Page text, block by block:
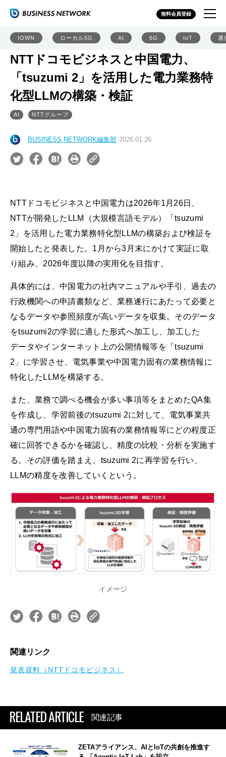
無料会員登録
IOWN ローカル5G AI 6G IoT 通
NTTドコモビジネスと中国電力、
「tsuzumi 2」を活用した電力業務特
化型LLMの構築・検証
AI NTTグループ
BUSINESS NETWORK編集部 2026.01.26
NTTドコモビジネスと中国電力は2026年1月26日、
NTTが開発したLLM（大規模言語モデル）「tsuzumi
2」を活用した電力業務特化型LLMの構築および検証を
開始したと発表した。1月から3月末にかけて実証に取
り組み、2026年度以降の実用化を目指す。
具体的には、中国電力の社内マニュアルや手引、過去の
行政機関への申請書類など、業務遂行にあたって必要と
なるデータや参照頻度が高いデータを収集。そのデータ
をtsuzumi2の学習に適した形式へ加工し、加工した
データやインターネット上の公開情報等を「tsuzumi
2」に学習させ、電気事業や中国電力固有の業務情報に
特化したLLMを構築する。
また、業務で調べる機会が多い事項等をまとめたQA集
を作成し、学習前後のtsuzumi 2に対して、電気事業共
通の専門用語や中国電力固有の業務情報等にどの程度正
確に回答できるかを確認し、精度の比較・分析を実施す
る。その評価を踏まえ、tsuzumi 2に再学習を行い、
LLMの精度を改善していくという。
イメージ
関連リンク
発表資料（NTTドコモビジネス）
RELATED ARTICLE 関連記事
ZETAアライアンス、AIとIoTの共創を推進す